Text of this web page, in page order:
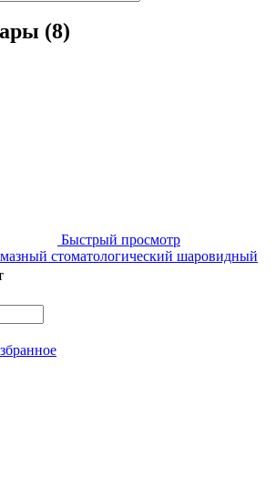
(8)
Быстрый просмотр
стоматологический шаровидный